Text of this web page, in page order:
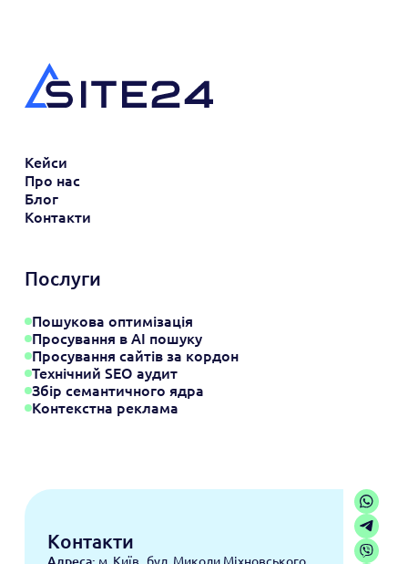
Кейси
Про нас
Блог
Контакти
Послуги
Пошукова оптимізація
Просування в АІ пошуку
Просування сайтів за кордон
Технічний SEO аудит
Збір семантичного ядра
Контекстна реклама
Контакти
м. Київ бул. Миколи Міхновського